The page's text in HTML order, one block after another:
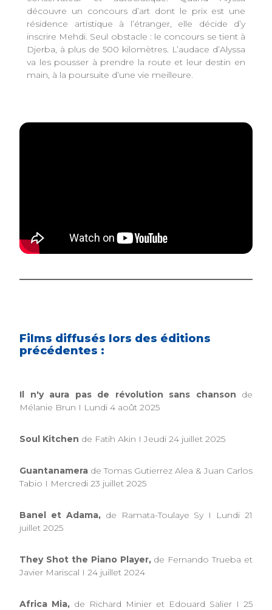
découvre un concours d’art dont le prix est une
résidence artistique à l’étranger, elle décide d’y
inscrire Mehdi. Seul obstacle : le concours se tient à
Djerba, à plus de 500 kilomètres. L’audace d’Alyssa
va les pousser à prendre la route et leur destin en
main, à la poursuite d’une vie meilleure.
Films diffusés lors des éditions
précédentes :
Il n'y aura pas de révolution sans chanson de
Mélanie Brun I Lundi 4 août 2025
Soul Kitchen de Fatih Akin I Jeudi 24 juillet 2025
Guantanamera de Tomas Gutierrez Alea & Juan Carlos
Tabio I Mercredi 23 juillet 2025
Banel et Adama, de Ramata-Toulaye Sy I Lundi 21
juillet 2025
They Shot the Piano Player,de Fernando Trueba et
Javier Mariscal I 24 juillet 2024
Africa Mia, de Richard Minier et Edouard Salier I 25